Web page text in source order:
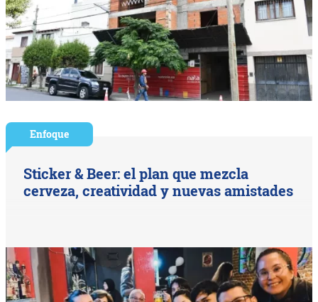
Enfoque
Sticker & Beer: el plan que mezcla
cerveza, creatividad y nuevas amistades